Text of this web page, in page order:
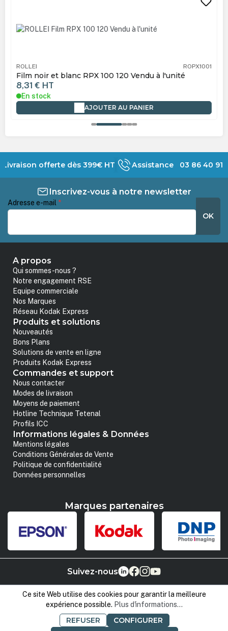
ROLLEI ROPX1001
Film noir et blanc RPX 100 120 Vendu à l'unité
8,31 € HT
En stock
AJOUTER AU PANIER
Livraison offerte dès 399€ HT Assistance 03 86 40 91
Inscrivez-vous à notre newsletter
Adresse e-mail *
OK
A propos
Qui sommes-nous ?
Notre engagement RSE
Equipe commerciale
Nos Marques
Réseau Kodak Express
Produits et solutions
Nouveautés
Bons Plans
Solutions de vente en ligne
Produits Kodak Express
Commandes et support
Nous contacter
Modes de livraison
Moyens de paiement
Hotline Technique Tetenal
Profils ICC
Informations légales & Données
Mentions légales
Conditions Générales de Vente
Politique de confidentialité
Données personnelles
Marques partenaires
Suivez-nous
Ce site Web utilise des cookies pour garantir la meilleure
expérience possible. Plus d'informations...
REFUSER
CONFIGURER